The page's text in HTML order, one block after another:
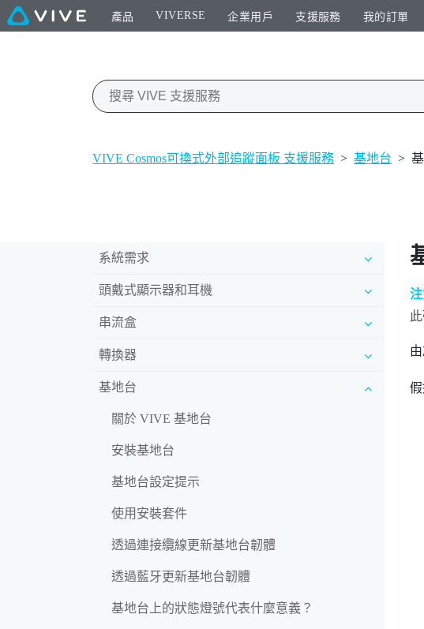
產品 VIVERSE 企業用戶 支援服務 我的訂單
VIVE Cosmos可換式外部追蹤面板 支援服務 > 基地台 >
系統需求
頭戴式顯示器和耳機
串流盒
轉換器
基地台
關於 VIVE 基地台
安裝基地台
基地台設定提示
使用安裝套件
透過連接纜線更新基地台韌體
透過藍牙更新基地台韌體
基地台上的狀態燈號代表什麼意義？